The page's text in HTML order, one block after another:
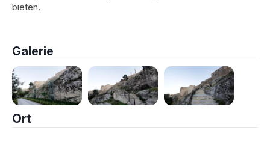
bieten.
Galerie
Ort